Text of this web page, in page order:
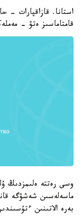
استانا. قازاقپارات -
قامتاماسىز ەتۋ -
وسى رەتتە ەلىمزدىڭ
ماسەلەسىن شەشۋگە
بەرە الاتىنىن